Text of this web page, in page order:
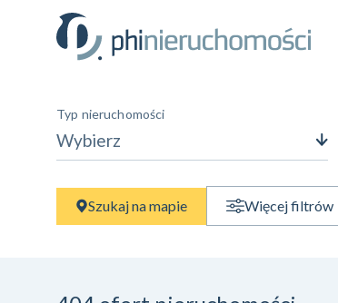
Typ nieruchomości
Wybierz
Cena
—
Wybierz
Szukaj na mapie Więcej filtrów